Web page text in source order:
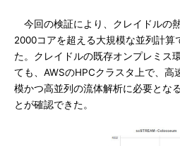
今回の検証により、クレイドルの
2000コアを超える大規模な並列計算
た。クレイドルの既存オンプレミス
ても、AWSのHPCクラスタ上で、高
模かつ高並列の流体解析に必要とな
とが確認できた。